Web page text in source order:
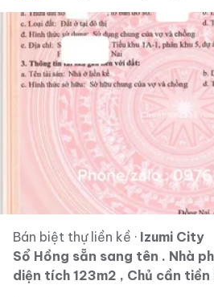
Bán biệt thự liền kề · Izumi City
Sổ Hồng sẵn sang tên . Nhà
diện tích 123m2 , Chủ cần